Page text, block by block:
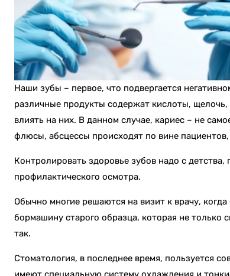
Наши зубы – первое, что подвергается
различные продукты содержат кислоты,
влиять на них. В данном случае, кариес – не
флюсы, абсцессы происходят по вине
Контролировать здоровье зубов надо с
профилактического осмотра.
Обычно многие решаются на визит к врачу,
бормашину старого образца, которая не только
так.
Стоматология, в последнее время, пользуется